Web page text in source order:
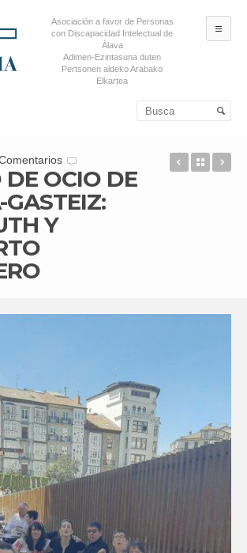
Asociación a favor de Personas
con Discapacidad Intelectual de
Álava
Adimen-Ezintasuna duten
Pertsonen aldeko Arabako
Elkartea
secundario
DE OCIO DE
Y
Back